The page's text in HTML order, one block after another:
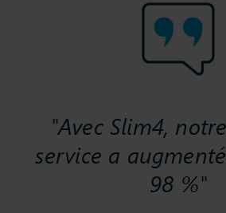
"Avec Slim4,
service a
98 %"